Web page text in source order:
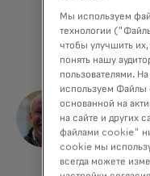
Джон
Мы используем
технологии
чтобы улучшить
понять нашу
пользователями.
используем Файлы
основанной на
на сайте и других
файлами cookie"
cookie мы
всегда можете